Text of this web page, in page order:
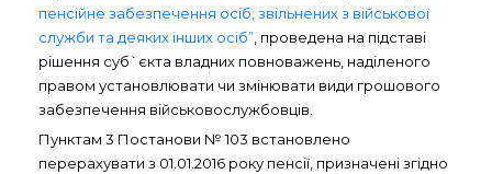
пенсійне забезпечення осіб, звільнених з військової
служби та деяких інших осіб” , проведена на підставі
рішення суб`єкта владних повноважень, наділеного
правом установлювати чи змінювати види грошового
забезпечення військовослужбовців.
Пунктам 3 Постанови № 103 встановлено
перерахувати з 01.01.2016 року пенсії, призначені згідно